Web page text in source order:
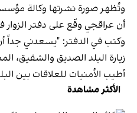
وتُظهر صورة نشرتها وكالة مؤسسة
أن عراقجي وقّع على دفتر الزوار
وكتب في الدفتر: "يسعدني جداً
زيارة البلد الصديق والشقيق،
أطيب الأمنيات للعلاقات بين
الأكثر مشاهدة